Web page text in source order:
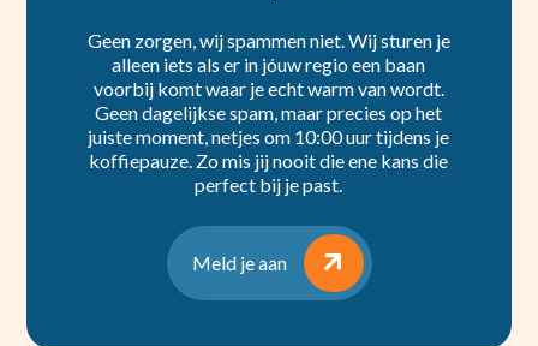
Geen zorgen, wij spammen niet. Wij sturen je
alleen iets als er in jóuw regio een baan
voorbij komt waar je echt warm van wordt.
Geen dagelijkse spam, maar precies op het
juiste moment, netjes om 10:00 uur tijdens je
koffiepauze. Zo mis jij nooit die ene kans die
perfect bij je past.
Meld je aan